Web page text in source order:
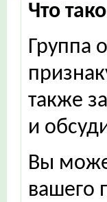
Что
Группа
также
и
Вы
вашего